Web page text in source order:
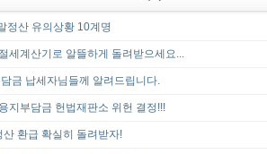
정산 유의상황 10계명
세계산기로 알뜰하게 돌려받으세요...
금 납세자님들께 알려드립니다.
지부담금 헌법재판소 위헌 결정!!!
산 환급 확실히 돌려받자!